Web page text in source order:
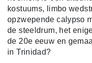
kostuums, limbo
opzwepende calypso
de steeldrum, het
de 20e eeuw en
in Trinidad?